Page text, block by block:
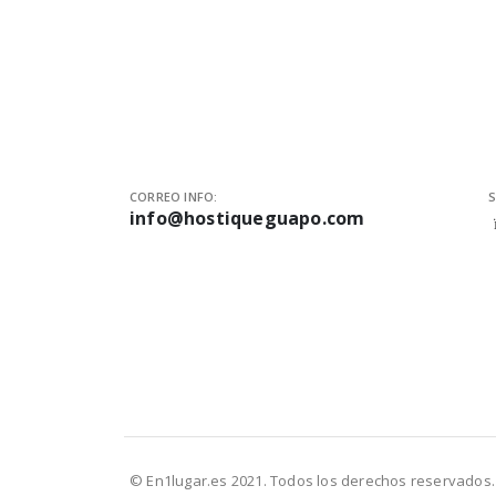
CORREO INFO:
info@hostiqueguapo.com
© En1lugar.es 2021. Todos los derechos reservados.